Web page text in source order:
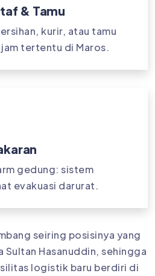
& Tamu
kurir, atau tamu
tertentu di Maros.
gedung: sistem
evakuasi darurat.
seiring posisinya yang
Sultan Hasanuddin, sehingga
logistik baru berdiri di